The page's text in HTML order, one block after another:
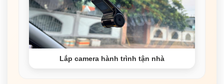
Lắp camera hành trình tận nhà